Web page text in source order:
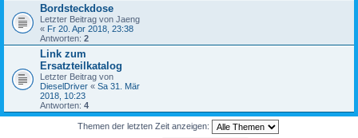
Bordsteckdose
Letzter Beitrag von Jaeng
« Fr 20. Apr 2018, 23:38
Antworten: 2
Link zum
Ersatzteilkatalog
Letzter Beitrag von
DieselDriver « Sa 31. Mär
2018, 10:23
Antworten: 4
Themen der letzten Zeit anzeigen: